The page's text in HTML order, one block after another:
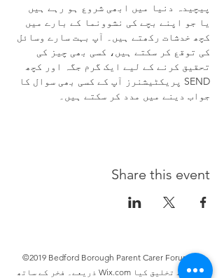
پیچیدہ دنیا میں ابھی شروع ہو رہے ہیں
یا جو اپنے بچے کی نشوونما کے بارے میں
کچھ خدشات رکھتے ہیں۔ آپ بہت سارے وسائل
کی توقع کر سکتے ہیں، کسی بھی چیز کی
تحقیق کرنے کے لیے ایک گرم جگہ اور کچھ
SEND پریکٹیشنرز آپ کے کسی بھی سوال کا
جواب دینے میں مدد کر سکتے ہیں۔
Share this event
©2019 Bedford Borough Parent Carer Forum کے
ذریعے۔ فخر کے ساتھ Wix.com کے ساتھ تخلیق کیا